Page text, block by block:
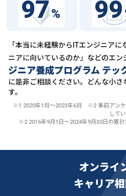
97% 99
「本当に未経験からITエンジニア
ニアに向いているのか」などのエン
ジニア養成プログラム テッ
に是非ご相談ください。どんな小
す。
※1 2020年1月〜2023年6月 ※2 事前アンケ
して
※2 2016年9月1日〜2024年9月30日の累
オンライ
キャリア